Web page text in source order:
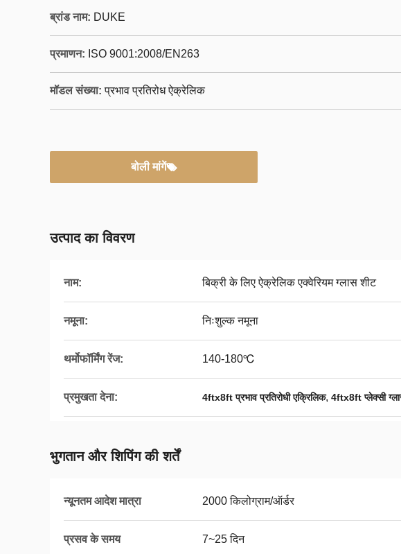
ब्रांड नाम: DUKE
प्रमाणन: ISO 9001:2008/EN263
मॉडल संख्या: प्रभाव प्रतिरोध ऐक्रेलिक
बोली मांगें
उत्पाद का विवरण
नाम: बिक्री के लिए ऐक्रेलिक एक्वेरियम ग्लास शीट
नमूना: निःशुल्क नमूना
थर्मोफॉर्मिंग रेंज: 140-180℃
प्रमुखता देना: 4ftx8ft प्रभाव प्रतिरोधी एक्रिलिक, 4ftx8ft प्लेक्सी
भुगतान और शिपिंग की शर्तें
न्यूनतम आदेश मात्रा 2000 किलोग्राम/ऑर्डर
प्रसव के समय 7~25 दिन